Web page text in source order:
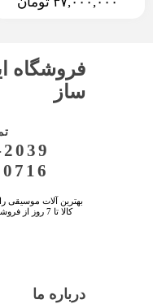
فروشگاه
ساز
بهترین آلات موسیقی
کالا تا 7 روز از فروشگاه اینترنتی تهران ساز تهیه کنید.
درباره ما